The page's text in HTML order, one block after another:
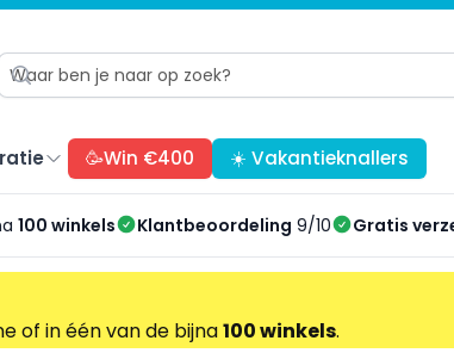
🥳Win €400 ☀️ Vakantieknallers
100 winkels Klantbeoordeling 9/10 Gratis
of in één van de bijna100 winkels.